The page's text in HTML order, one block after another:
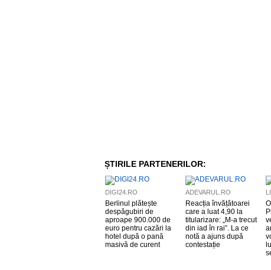
ȘTIRILE PARTENERILOR:
DIGI24.RO
Berlinul plătește
despăgubiri de
aproape 900.000 de
euro pentru cazări la
hotel după o pană
masivă de curent
ADEVARUL.RO
Reacția învățătoarei
care a luat 4,90 la
titularizare: „M-a trecut
din iad în rai”. La ce
notă a ajuns după
contestație